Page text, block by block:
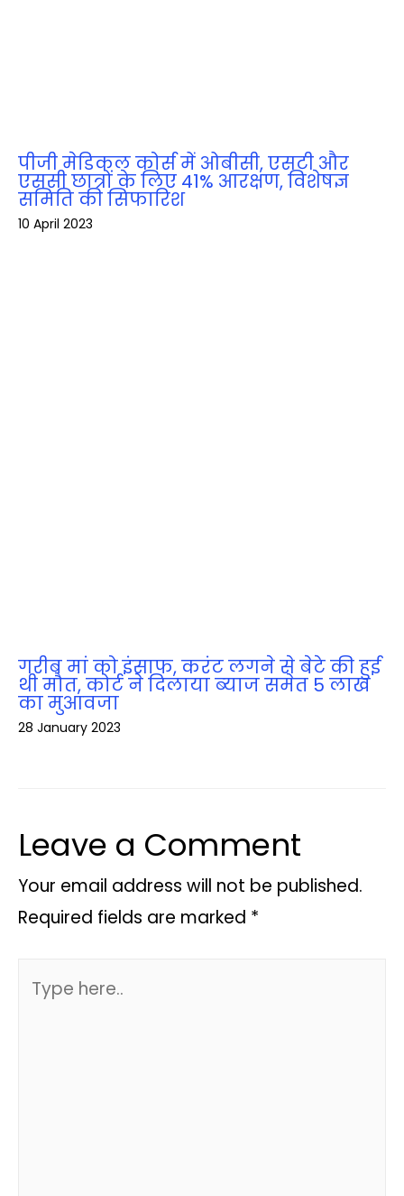
पीजी मेडिकल कोर्स में ओबीसी, एसटी और
एससी छात्रों के लिए 41% आरक्षण, विशेषज्ञ
समिति की सिफारिश
10 April 2023
गरीब मां को इंसाफ, करंट लगने से बेटे की हुई
थी मौत, कोर्ट ने दिलाया ब्‍याज समेत 5 लाख
का मुआवजा
28 January 2023
Leave a Comment
Your email address will not be published.
Required fields are marked *